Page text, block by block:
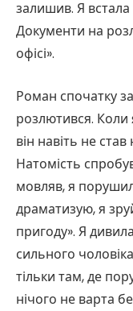
залишив. Я встала
Документи на
офісі».
Роман спочатку
розлютився.
він навіть не
Натомість
мовляв, я
драматизую, я
пригоду». Я
сильного
тільки там, де
нічого не варта